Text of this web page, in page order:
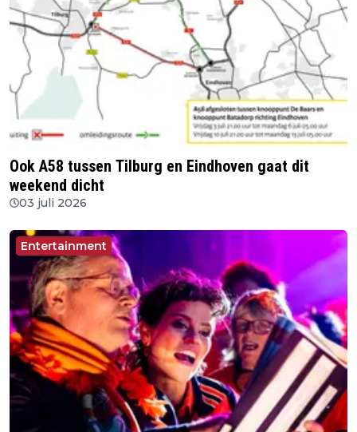
Ook A58 tussen Tilburg en Eindhoven gaat dit
weekend dicht
03 juli 2026
Entertainment